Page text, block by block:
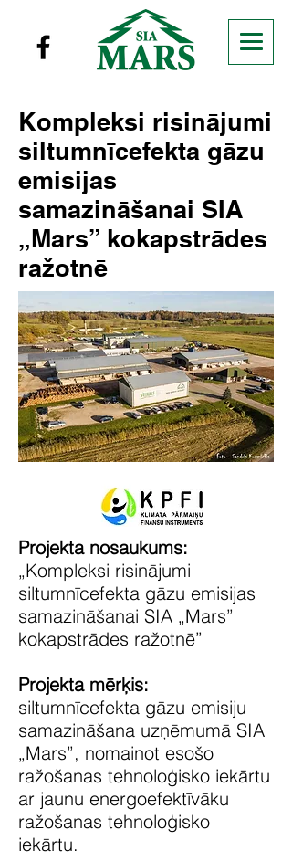
Kompleksi risinājumi
siltumnīcefekta gāzu
emisijas
samazināšanai SIA
„Mars” kokapstrādes
ražotnē
Projekta nosaukums:
„Kompleksi risinājumi
siltumnīcefekta gāzu emisijas
samazināšanai SIA „Mars”
kokapstrādes ražotnē”
Projekta mērķis:
siltumnīcefekta gāzu emisiju
samazināšana uzņēmumā SIA
„Mars”, nomainot esošo
ražošanas tehnoloģisko iekārtu
ar jaunu energoefektīvāku
ražošanas tehnoloģisko
iekārtu.